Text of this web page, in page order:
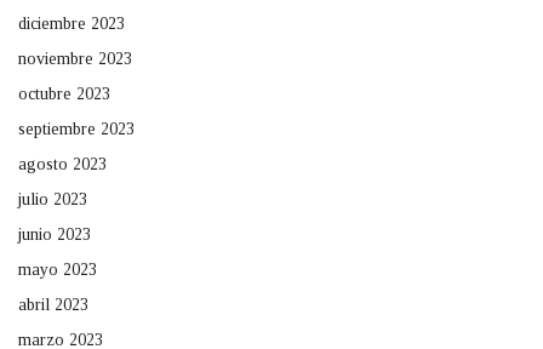
diciembre 2023
noviembre 2023
octubre 2023
septiembre 2023
agosto 2023
julio 2023
junio 2023
mayo 2023
abril 2023
marzo 2023